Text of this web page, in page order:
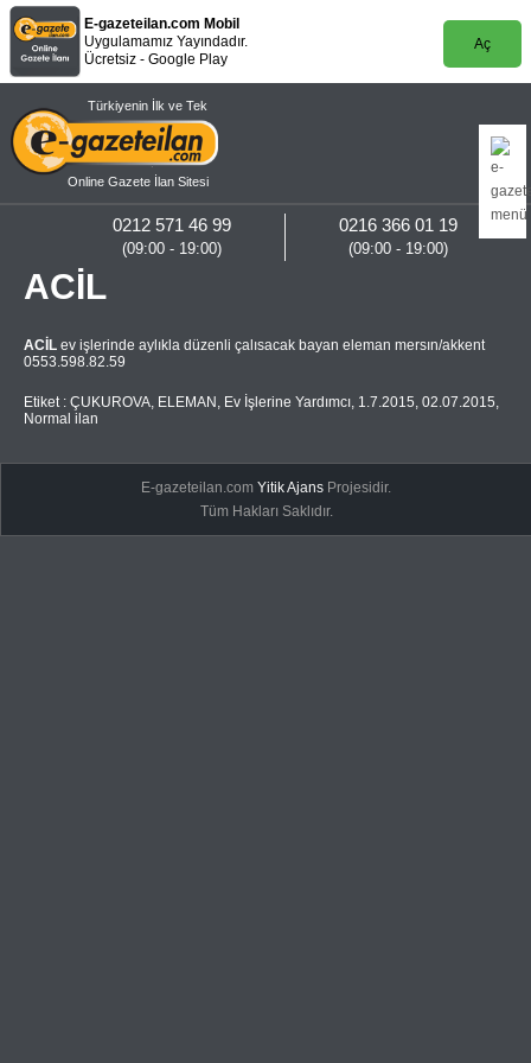
E-gazeteilan.com Mobil
Uygulamamız Yayındadır.
Ücretsiz - Google Play
Aç
Türkiyenin İlk ve Tek
Online Gazete İlan Sitesi
0216 366 01 19
(09:00 - 19:00)
0212 571 46 99
(09:00 - 19:00)
ACİL
ACİL ev işlerinde aylıkla düzenli çalısacak bayan eleman mersın/akkent
0553.598.82.59
Etiket : ÇUKUROVA, ELEMAN , Ev İşlerine Yardımcı, 1.7.2015, 02.07.2015,
Normal ilan
E-gazeteilan.comYitik Ajans Projesidir.
Tüm Hakları Saklıdır.